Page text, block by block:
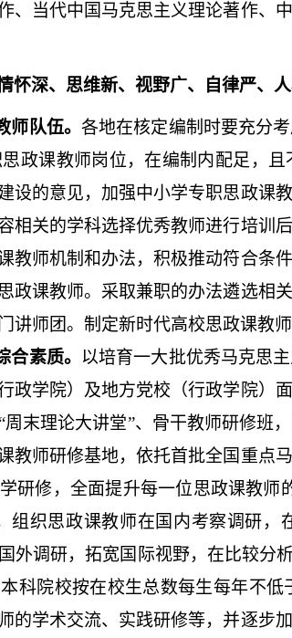
、当代中国马克思主义理论著作、
怀深、思维新、视野广、自律严、
师队伍。 各地在核定编制时要充分
政课教师岗位，在编制内配足，
设的意见，加强中小学专职思政课
相关的学科选择优秀教师进行培训
教师机制和办法，积极推动符合条
政课教师。采取兼职的办法遴选相
讲师团。制定新时代高校思政课教师
素质。
以培育一大批优秀马克思
政学院）及地方党校（行政学院）
末理论大讲堂”、骨干教师研修班
教师研修基地，依托首批全国重点
研修，全面提升每一位思政课教
组织思政课教师在国内考察调研
外调研，拓宽国际视野，在比较分
科院校按在校生总数每生每年不低
的学术交流、实践研修等，并逐步